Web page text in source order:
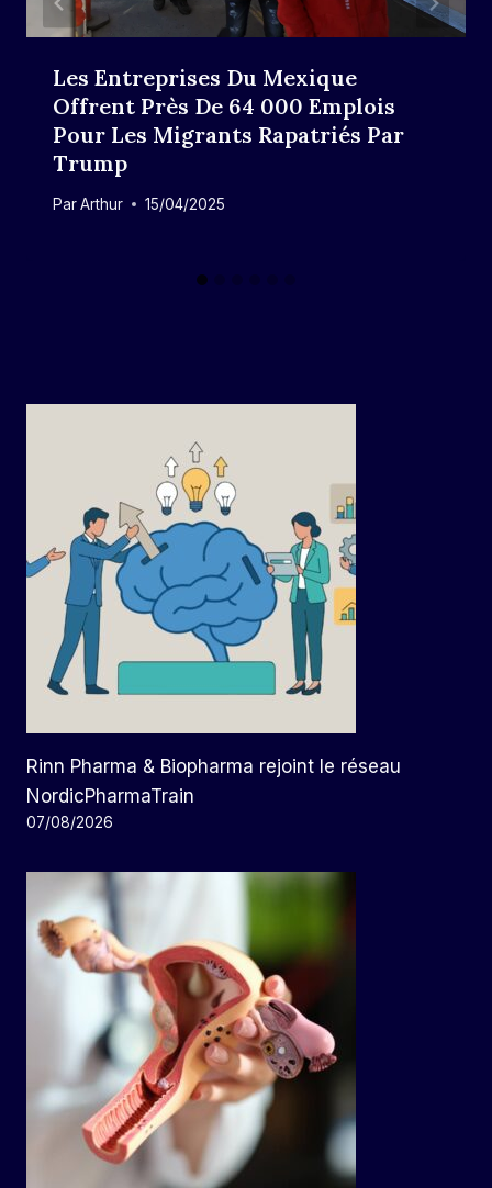
Les Entreprises Du Mexique
Offrent Près De 64 000 Emplois
Pour Les Migrants Rapatriés Par
Trump
ParArthur 15/04/2025
Rinn Pharma & Biopharma rejoint le réseau
NordicPharmaTrain
07/08/2026